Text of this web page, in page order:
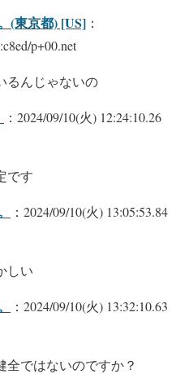
(東京都) [US] ：
p+00.net
るんじゃないの
：2024/09/10(火) 12:24:10.26
です
：2024/09/10(火) 13:05:53.84
しい
：2024/09/10(火) 13:32:10.63
ではないのですか？